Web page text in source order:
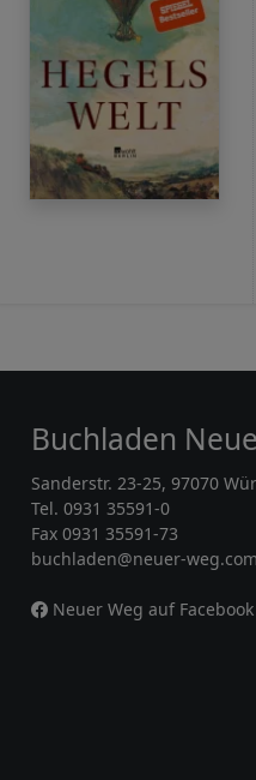
Buchladen
Sanderstr. 23-25, 97070
Tel. 0931 35591-0
Fax 0931 35591-73
buchladen@neuer-weg.com
Neuer Weg auf Facebook